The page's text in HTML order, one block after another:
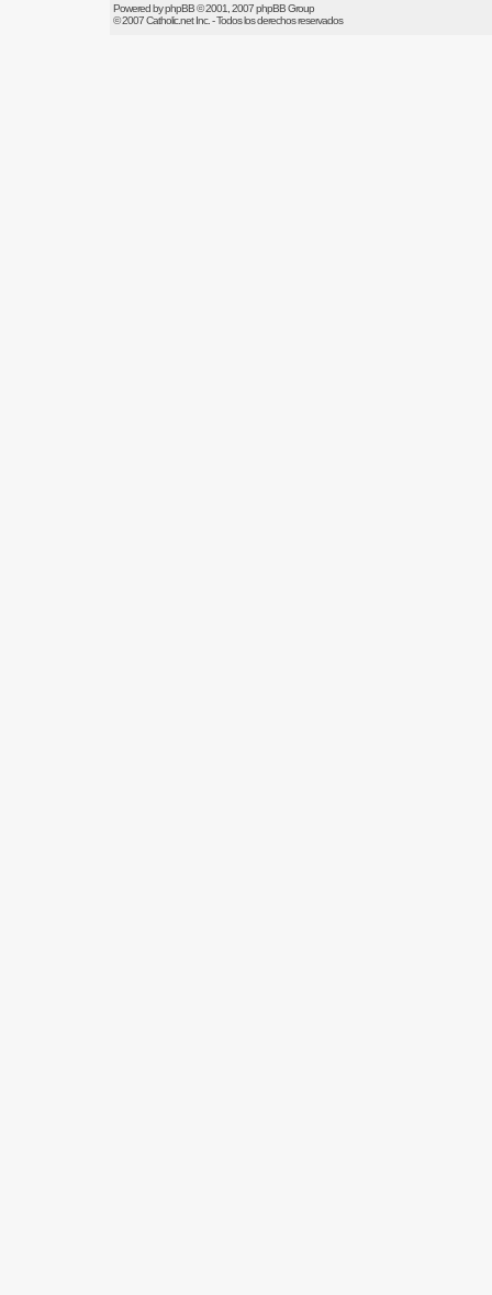
Powered byphpBB© 2001, 2007 phpBB Group
© 2007Catholic.netInc. - Todos los derechos reservados